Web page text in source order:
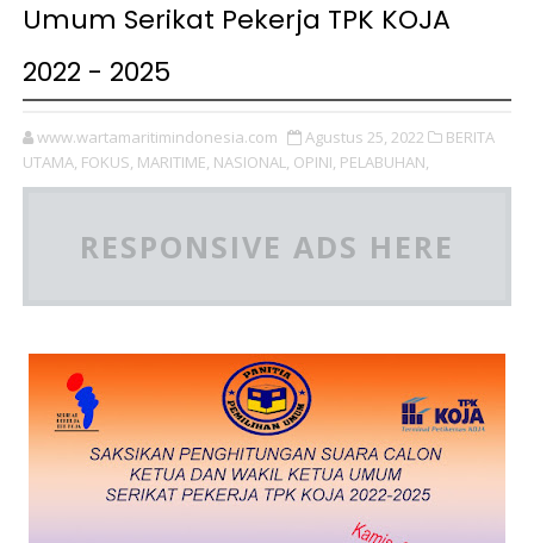
Umum Serikat Pekerja TPK KOJA
2022 - 2025
www.wartamaritimindonesia.com Agustus 25, 2022
BERITA
UTAMA, FOKUS, MARITIME, NASIONAL, OPINI, PELABUHAN,
RESPONSIVE ADS HERE